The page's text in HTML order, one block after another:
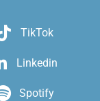
TikTok
Linkedin
Spotify